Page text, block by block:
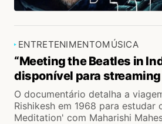
ENTRETENIMENTOMÚSICA
“Meeting the Beatles in
disponível para streaming
O documentário detalha a
Rishikesh em 1968 para estudar
Meditation' com Maharishi